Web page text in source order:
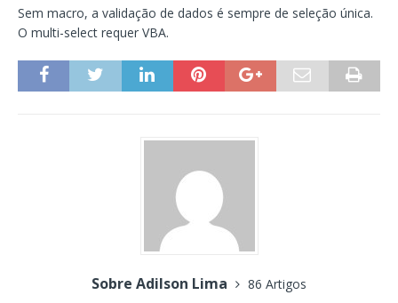
Sem macro, a validação de dados é sempre de seleção única.
O multi-select requer VBA.
Sobre Adilson Lima
86 Artigos